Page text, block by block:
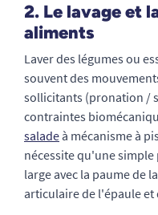
2. Le lavage et
aliments
Laver des légumes ou
souvent des
sollicitants (pronation /
contraintes
salade à mécanisme à
nécessite qu'une
large avec la paume de
articulaire de l'épaule et